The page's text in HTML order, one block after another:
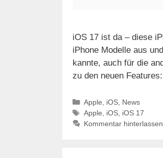
iOS 17 ist da – diese
iPhone Modelle aus
kannte, auch für die
zu den neuen
Kategorien
Apple, iOS, News
Schlagwörter
Apple, iOS, iOS 17
Kommentar hinterlassen